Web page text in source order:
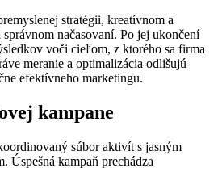
stratégii, kreatívnom a
načasovaní. Po jej ukončení
voči cieľom, z ktorého sa firma
meranie a optimalizácia odlišujú
efektívneho marketingu.
kampane
súbor aktivít s jasným
Úspešná kampaň prechádza